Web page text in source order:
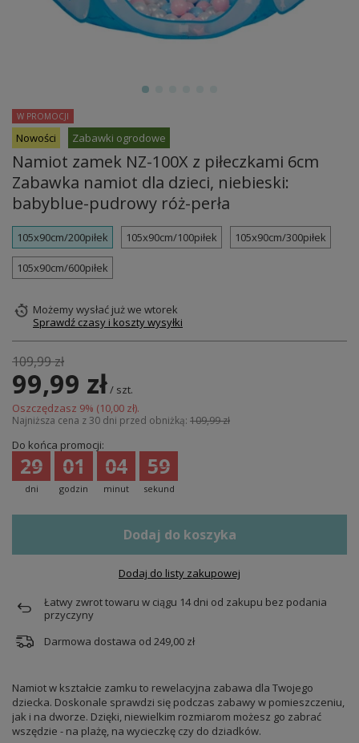
Nowości Zabawki ogrodowe
Namiot zamek NZ-100X z piłeczkami 6cm
Zabawka namiot dla dzieci, niebieski:
babyblue-pudrowy róż-perła
W PROMOCJI
105x90cm/200piłek 105x90cm/100piłek 105x90cm/300piłek
105x90cm/600piłek
Możemy wysłać jużwe wtorek
Sprawdź czasy i koszty wysyłki
109,99 zł
99,99 zł/ szt.
Oszczędzasz 9% (10,00 zł).
Najniższa cena z 30 dni przed obniżką: 109,99 zł
Do końca promocji:
dni
29
godzin
01
minut
04
sekund
59
Dodaj do koszyka
Dodaj do listy zakupowej
Łatwy zwrot towaru w ciągu 14dni od zakupu bez podania
przyczyny
Darmowa dostawa od 249,00 zł
Namiot w kształcie zamku to rewelacyjna zabawa dla Twojego
dziecka. Doskonale sprawdzi się podczas zabawy w pomieszczeniu,
jak i na dworze. Dzięki, niewielkim rozmiarom możesz go zabrać
wszędzie - na plażę, na wycieczkę czy do dziadków.